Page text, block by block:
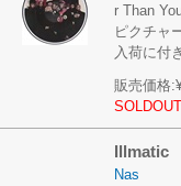
r Than
ピクチャ
入荷に付
販売価格:
SOLDOUT
Illmatic
Nas